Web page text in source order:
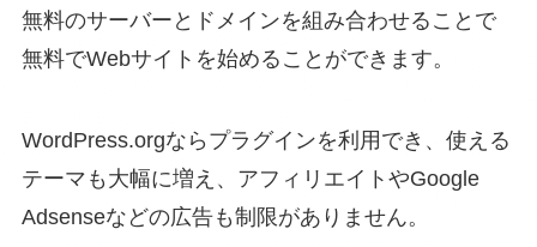
無料のサーバーとドメインを組み合わせることで
無料でWebサイトを始めることができます。
WordPress.orgならプラグインを利用でき、使える
テーマも大幅に増え、アフィリエイトやGoogle
Adsenseなどの広告も制限がありません。